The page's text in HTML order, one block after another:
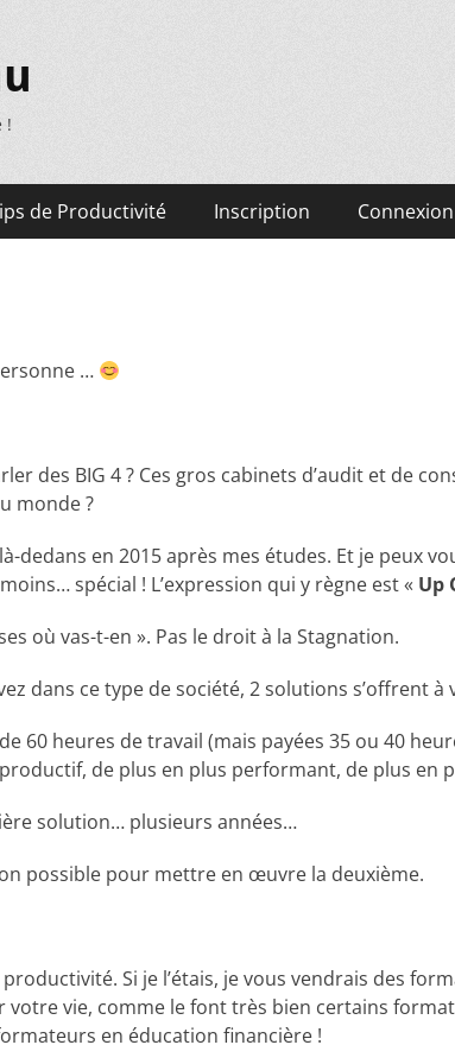
!
de Productivité Inscription Connexion
…
des BIG 4 ? Ces gros cabinets d’audit et de
monde ?
dedans en 2015 après mes études. Et je peux
spécial ! L’expression qui y règne est « Up
où vas-t-en ». Pas le droit à la Stagnation.
dans ce type de société, 2 solutions s’offrent à
60 heures de travail (mais payées 35 ou 40
de plus en plus performant, de plus en
solution… plusieurs années…
possible pour mettre en œuvre la deuxième.
Si je l’étais, je vous vendrais des
vie, comme le font très bien certains
en éducation financière !